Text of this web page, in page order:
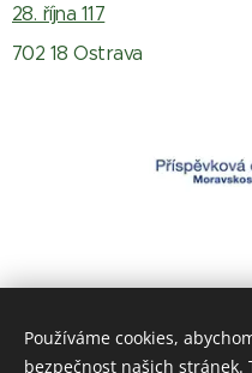
28. října 117
702 18 Ostrava
Používáme cookies,
bezpečnost našich